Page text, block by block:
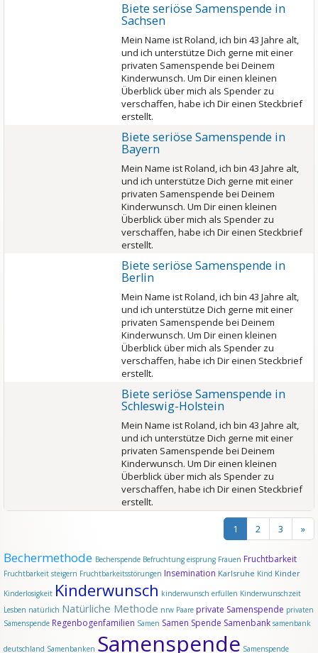
Biete seriöse Samenspende in
Sachsen
Mein Name ist Roland, ich bin 43 Jahre alt,
und ich unterstütze Dich gerne mit einer
privaten Samenspende bei Deinem
Kinderwunsch. Um Dir einen kleinen
Überblick über mich als Spender zu
verschaffen, habe ich Dir einen Steckbrief
erstellt.
Biete seriöse Samenspende in
Bayern
Mein Name ist Roland, ich bin 43 Jahre alt,
und ich unterstütze Dich gerne mit einer
privaten Samenspende bei Deinem
Kinderwunsch. Um Dir einen kleinen
Überblick über mich als Spender zu
verschaffen, habe ich Dir einen Steckbrief
erstellt.
Biete seriöse Samenspende in
Berlin
Mein Name ist Roland, ich bin 43 Jahre alt,
und ich unterstütze Dich gerne mit einer
privaten Samenspende bei Deinem
Kinderwunsch. Um Dir einen kleinen
Überblick über mich als Spender zu
verschaffen, habe ich Dir einen Steckbrief
erstellt.
Biete seriöse Samenspende in
Schleswig-Holstein
Mein Name ist Roland, ich bin 43 Jahre alt,
und ich unterstütze Dich gerne mit einer
privaten Samenspende bei Deinem
Kinderwunsch. Um Dir einen kleinen
Überblick über mich als Spender zu
verschaffen, habe ich Dir einen Steckbrief
erstellt.
1 2 3 »
Bechermethode Becherspende Befruchtung eisprung Frauen Fruchtbarkeit
Fruchtbarkeit steigern Fruchtbarkeitsstörungen Insemination Karlsruhe Kind Kinder
Kinderlosigkeit Kinderwunsch kinderwunsch erfüllen Kinderwunschzeit
Lesben natürlich Natürliche Methode nrw Paare private Samenspende privaten
Samenspende Regenbogenfamilien Samen Samen Spende Samenbank samenbank
deutschland Samenbanken Samenspende Samenspende